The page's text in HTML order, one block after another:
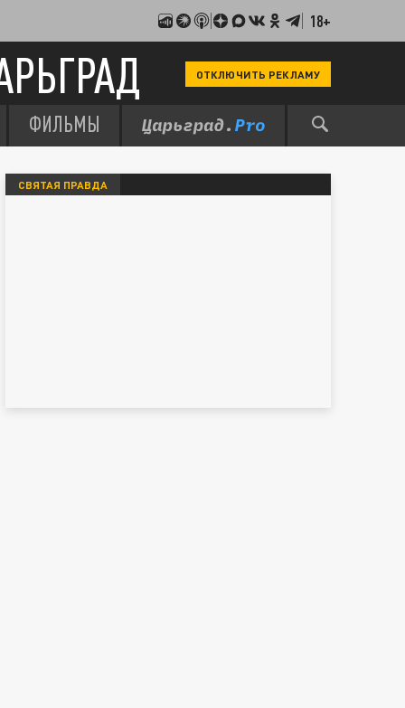
18+
ОТКЛЮЧИТЬ РЕКЛАМУ
ФИЛЬМЫ
СВЯТАЯ ПРАВДА